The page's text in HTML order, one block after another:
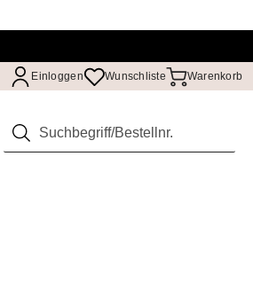
Einloggen Wunschliste Warenkorb
Suchen